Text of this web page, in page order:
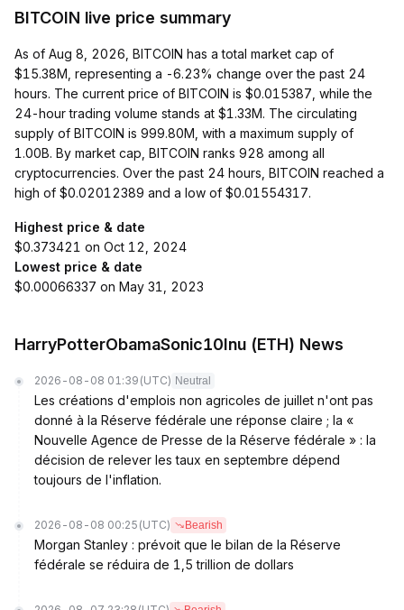
BITCOIN live price summary
As of Aug 8, 2026, BITCOIN has a total market cap of
$15.38M, representing a -6.23% change over the past 24
hours. The current price of BITCOIN is $0.015387, while the
24-hour trading volume stands at $1.33M. The circulating
supply of BITCOIN is 999.80M, with a maximum supply of
1.00B. By market cap, BITCOIN ranks 928 among all
cryptocurrencies. Over the past 24 hours, BITCOIN reached a
high of $0.02012389 and a low of $0.01554317.
Highest price & date
$0.373421 on Oct 12, 2024
Lowest price & date
$0.00066337 on May 31, 2023
HarryPotterObamaSonic10Inu (ETH) News
2026-08-08 01:39 (UTC) Neutral
Les créations d'emplois non agricoles de juillet n'ont pas
donné à la Réserve fédérale une réponse claire ; la «
Nouvelle Agence de Presse de la Réserve fédérale » : la
décision de relever les taux en septembre dépend
toujours de l'inflation.
2026-08-08 00:25 (UTC) Bearish
Morgan Stanley : prévoit que le bilan de la Réserve
fédérale se réduira de 1,5 trillion de dollars